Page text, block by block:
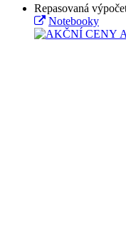
Repasovaná
Notebooky